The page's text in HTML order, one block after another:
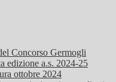
Concorso Germogli
edizione a.s. 2024-25
ottobre 2024